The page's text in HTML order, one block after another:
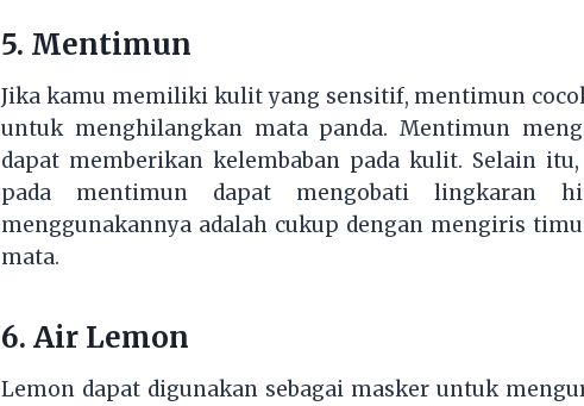
5. Mentimun
Jika kamu memiliki kulit yang sensitif, mentimun
untuk menghilangkan mata panda. Mentimun
dapat memberikan kelembaban pada kulit. Selain
pada mentimun dapat mengobati lingkaran
menggunakannya adalah cukup dengan mengiris
mata.
6. Air Lemon
Lemon dapat digunakan sebagai masker untuk